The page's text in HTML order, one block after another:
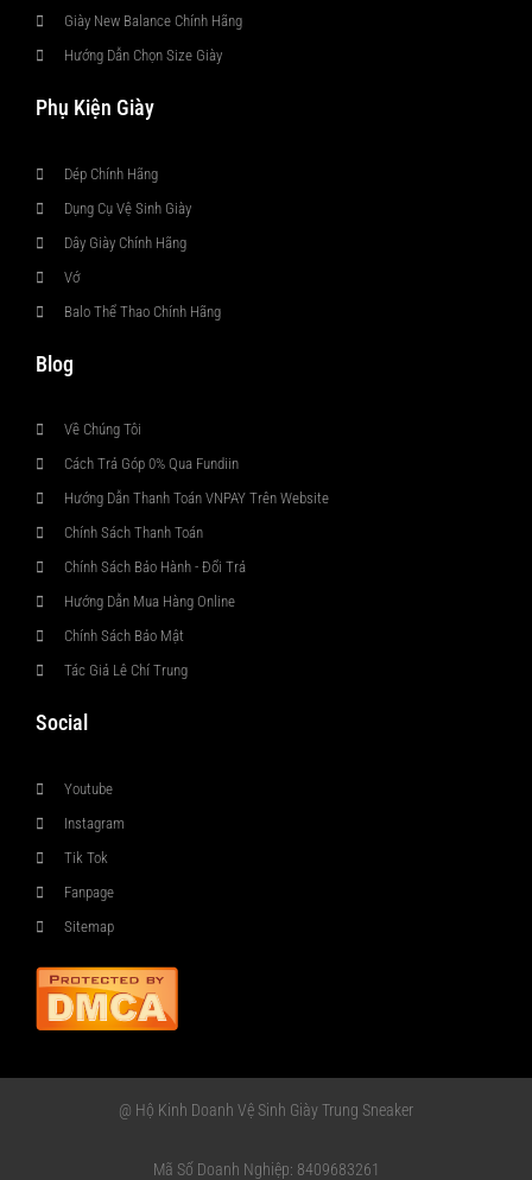
Giày New Balance Chính Hãng
Hướng Dẫn Chọn Size Giày
Phụ Kiện Giày
Dép Chính Hãng
Dụng Cụ Vệ Sinh Giày
Dây Giày Chính Hãng
Vớ
Balo Thể Thao Chính Hãng
Blog
Về Chúng Tôi
Cách Trả Góp 0% Qua Fundiin
Hướng Dẫn Thanh Toán VNPAY Trên Website
Chính Sách Thanh Toán
Chính Sách Bảo Hành - Đổi Trả
Hướng Dẫn Mua Hàng Online
Chính Sách Bảo Mật
Tác Giả Lê Chí Trung
Social
Youtube
Instagram
Tik Tok
Fanpage
Sitemap
@ Hộ Kinh Doanh Vệ Sinh Giày Trung Sneaker
Mã Số Doanh Nghiệp: 8409683261